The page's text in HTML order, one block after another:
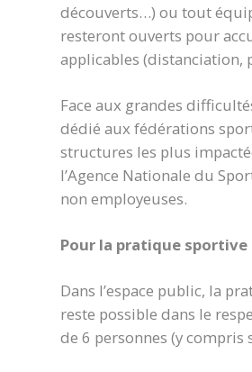
découverts…) ou tout
resteront ouverts pour
applicables (distanciation,
Face aux grandes
dédié aux fédérations
structures les plus
l’Agence Nationale du
non employeuses.
Pour la pratique sportive
Dans l’espace public, la
reste possible dans le
de 6 personnes (y compris